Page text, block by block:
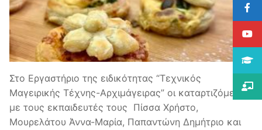
Στο Εργαστήριο της ειδικότητας “Τεχνικός
Μαγειρικής Τέχνης-Αρχιμάγειρας” οι καταρτιζόμενοι
με τους εκπαιδευτές τους Πίσσα Χρήστο,
Μουρελάτου Άννα-Μαρία, Παπαντώνη Δημήτριο και